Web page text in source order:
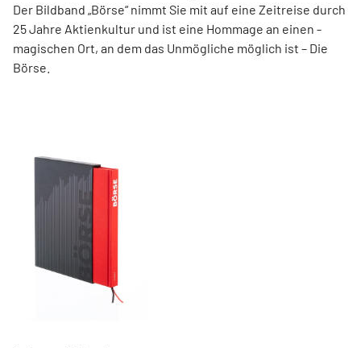
Der Bildband ­„Börse“ nimmt Sie mit auf eine Zeit­reise durch
25 Jahre Aktienkultur und ist eine Hommage an ­einen ­
magischen Ort, an dem das Unmögliche ­möglich ist – Die
Börse.